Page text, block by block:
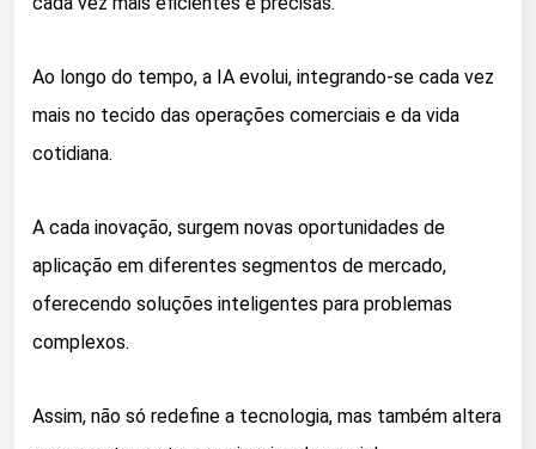
Ao longo do tempo, a IA evolui, integrando-se cada vez
mais no tecido das operações comerciais e da vida
cotidiana.
A cada inovação, surgem novas oportunidades de
aplicação em diferentes segmentos de mercado,
oferecendo soluções inteligentes para problemas
complexos.
Assim, não só redefine a tecnologia, mas também altera